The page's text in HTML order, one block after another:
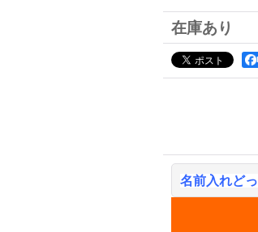
在庫あり
名前入れど